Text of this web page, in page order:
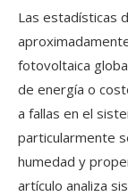
Las estadísticas
fotovoltaica
de energía o
a fallas en el
particularmente
humedad y
artículo analiza